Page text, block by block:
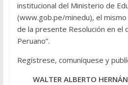
institucional del Ministerio de
(www.gob.pe/minedu), el mismo
de la presente Resolución en el
Peruano”.
Regístrese, comuníquese y
WALTER ALBERTO